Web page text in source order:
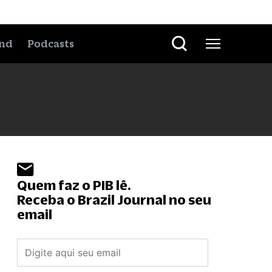
Podcasts
Quem faz o PIB lê.
Receba o Brazil Journal no seu
email